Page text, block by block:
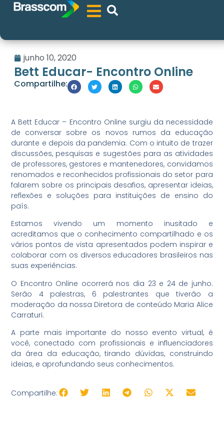
junho 10, 2020
Bett Educar- Encontro Online
Compartilhe:
A Bett Educar – Encontro Online surgiu da necessidade
de conversar sobre os novos rumos da educação
durante e depois da pandemia. Com o intuito de trazer
discussões, pesquisas e sugestões para as atividades
de professores, gestores e mantenedores, convidamos
renomados e reconhecidos profissionais do setor para
falarem sobre os principais desafios, apresentar ideias,
reflexões e soluções para instituições de ensino do
país.
Estamos vivendo um momento inusitado e
acreditamos que o conhecimento compartilhado e os
vários pontos de vista apresentados podem inspirar e
colaborar com os diversos educadores brasileiros nas
suas experiências.
O Encontro Online ocorrerá nos dia 23 e 24 de junho.
Serão 4 palestras, 6 palestrantes que tiverão a
moderação da nossa Diretora de conteúdo Maria Alice
Carraturi.
A parte mais importante do nosso evento virtual, é
você, conectado com profissionais e influenciadores
da área da educação, tirando dúvidas, construindo
ideias, e aprofundando seus conhecimentos.
Compartilhe: